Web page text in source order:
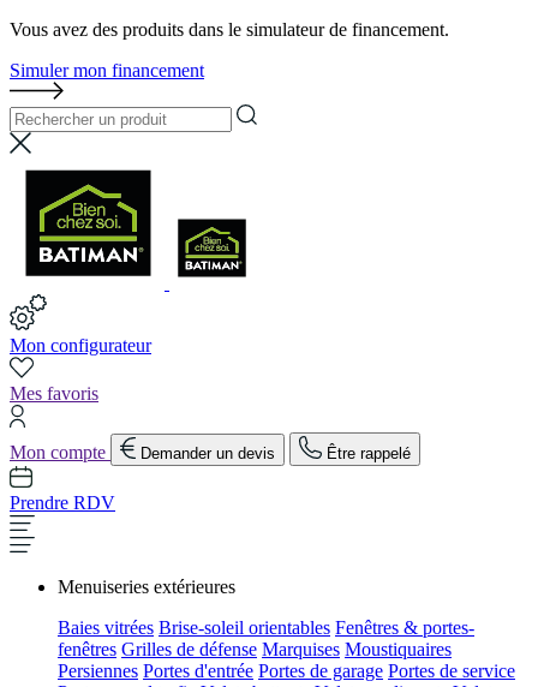
Vous avez des produits dans le simulateur de financement.
Simuler mon financement
Mon configurateur
Mes favoris
Mon compte Demander un devis Être rappelé
Prendre RDV
Menuiseries extérieures
Baies vitrées Brise-soleil orientables Fenêtres & portes-
fenêtres Grilles de défense Marquises Moustiquaires
Persiennes Portes d'entrée Portes de garage Portes de service